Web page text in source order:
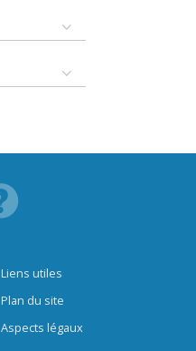
Liens utiles
Plan du site
Aspects légaux